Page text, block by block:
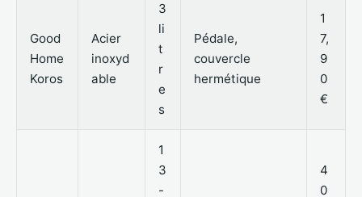
Good
Home
Koros
Acier
inoxyd
able
3
li
t
r
e
s
Pédale,
couvercle
hermétique
1
7,
9
0
€
1
3
-
4
0